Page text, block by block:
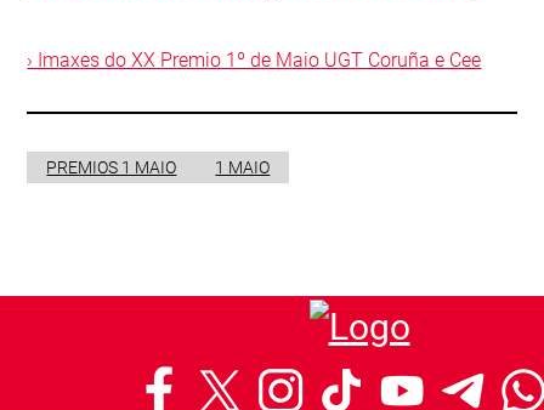
› Imaxes do XX Premio 1º de Maio UGT Coruña e Cee
PREMIOS 1 MAIO 1 MAIO